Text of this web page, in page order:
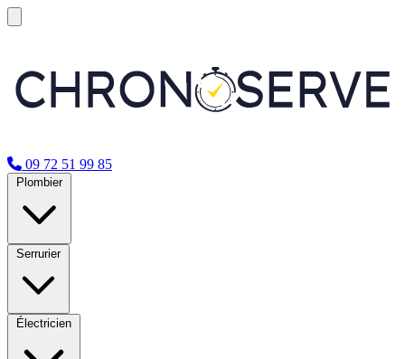
09 72 51 99 85
Plombier
Serrurier
Électricien